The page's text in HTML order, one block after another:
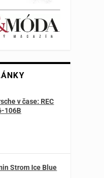
v čase: REC
106B
Strom Ice Blue